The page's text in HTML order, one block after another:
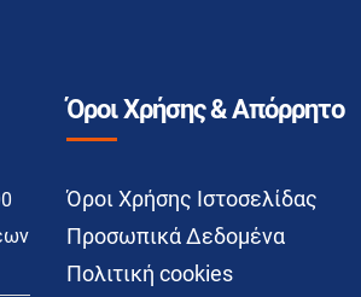
Όροι Χρήσης & Απόρρητο
Όροι Χρήσης Ιστοσελίδας
Προσωπικά Δεδομένα
Πολιτική cookies